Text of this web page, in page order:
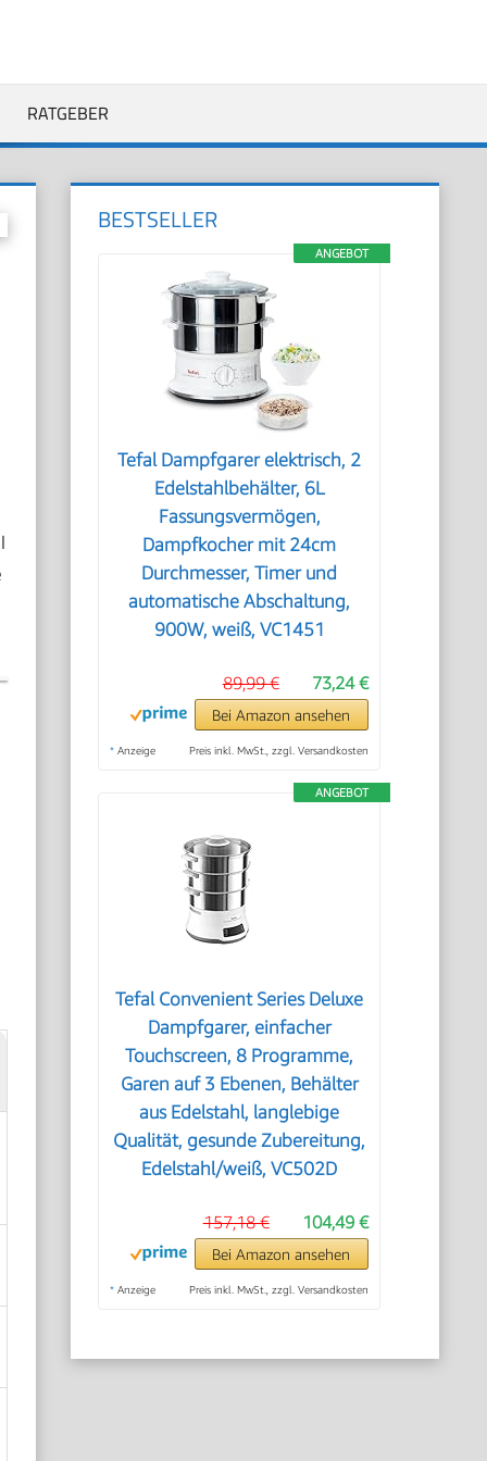
RATGEBER
BESTSELLER
ANGEBOT
Tefal Dampfgarer elektrisch, 2
Edelstahlbehälter, 6L
Fassungsvermögen,
Dampfkocher mit 24cm
Durchmesser, Timer und
automatische Abschaltung,
900W, weiß, VC1451
73,24 €
89,99 €
Bei Amazon ansehen
* Anzeige Preis inkl. MwSt., zzgl. Versandkosten
ANGEBOT
Tefal Convenient Series Deluxe
Dampfgarer, einfacher
Touchscreen, 8 Programme,
Garen auf 3 Ebenen, Behälter
aus Edelstahl, langlebige
Qualität, gesunde Zubereitung,
Edelstahl/weiß, VC502D
104,49 €
157,18 €
Bei Amazon ansehen
* Anzeige Preis inkl. MwSt., zzgl. Versandkosten